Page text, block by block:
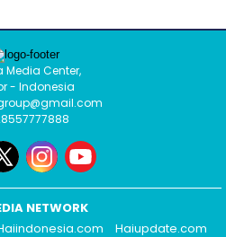
Media Center,
- Indonesia
NETWORK
Haiupdate.com